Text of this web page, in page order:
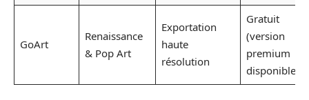
GoArt
Renaissance
& Pop Art
Exportation
haute
résolution
Gratuit
(version
premium
disponible)